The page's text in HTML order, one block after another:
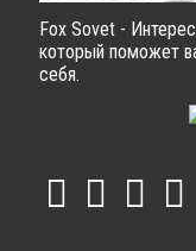
Fox Sovet -
который поможет
себя.